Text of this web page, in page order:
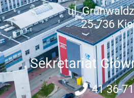
ul.
25-736
Sekretariat
41 36-